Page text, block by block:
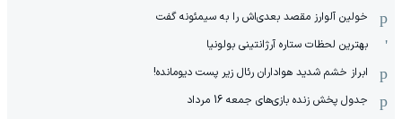
خولین آلوارز مقصد بعدی‌اش را به سیمئونه گفت
بهترین لحظات ستاره آرژانتینی بولونیا
ابراز خشم شدید هواداران رئال زیر پست دیومانده!
جدول پخش زنده بازی‌های جمعه 16 مرداد